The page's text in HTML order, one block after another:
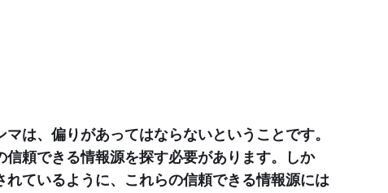
は、偏りがあってはならないということです。
頼できる情報源を探す必要があります。しか
ているように、これらの信頼できる情報源には